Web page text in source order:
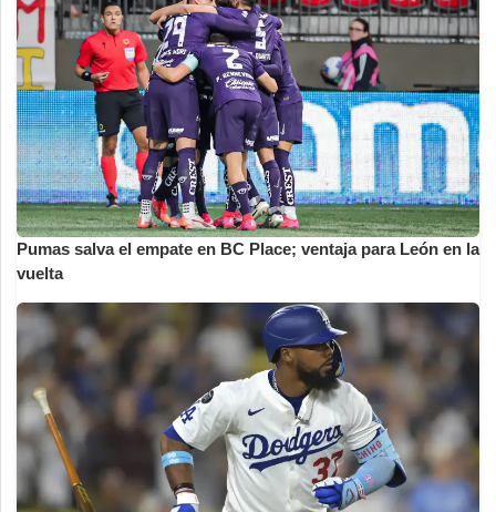
Pumas salva el empate en BC Place; ventaja para León en la
vuelta